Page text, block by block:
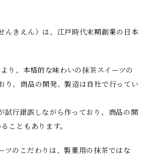
んきえん）は、江戸時代末期創業の日本
り、本格的な味わいの抹茶スイーツの
り、商品の開発、製造は自社で行ってい
試行錯誤しながら作っており、商品の開
こともあります。
ツのこだわりは、製菓用の抹茶ではな